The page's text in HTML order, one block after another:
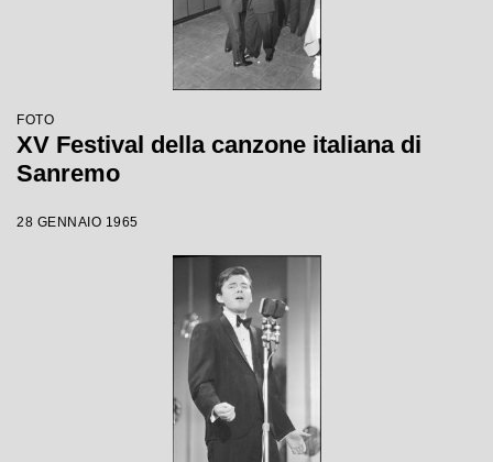
FOTO
XV Festival della canzone italiana di
Sanremo
28 GENNAIO 1965